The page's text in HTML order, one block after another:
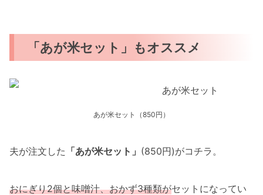
「あが米セット」もオススメ
あが米セット（850円）
夫が注文した 「あが米セット」 (850円)がコチラ。
おにぎり2個と味噌汁、おかず3種類がセットになってい